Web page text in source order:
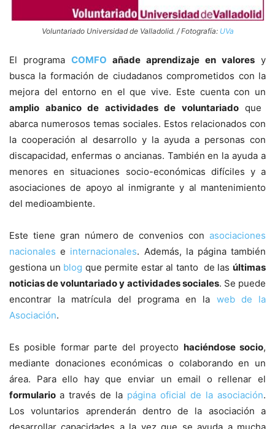
Voluntariado Universidad de Valladolid. / Fotografía: UVa
El programa COMFO añade aprendizaje en valores y
busca la formación de ciudadanos comprometidos con la
mejora del entorno en el que vive. Este cuenta con un
amplio abanico de actividades de voluntariadoque
abarca numerosos temas sociales. Estos relacionados con
la cooperación al desarrollo y la ayuda a personas con
discapacidad, enfermas o ancianas. También en la ayuda a
menores en situaciones socio-económicas difíciles y a
asociaciones de apoyo al inmigrante y al mantenimiento
del medioambiente.
Este tiene gran número de convenios con asociaciones
nacionales e internacionales. Además, la página también
gestiona un blog que permite estar al tanto de lasúltimas
noticias de voluntariado y actividades sociales. Se puede
encontrar la matrícula del programa en la web de la
Asociación.
Es posible formar parte del proyecto haciéndose socio,
mediante donaciones económicas o colaborando en un
área. Para ello hay que enviar un email o rellenar el
formulario a través de la página oficial de la asociación.
Los voluntarios aprenderán dentro de la asociación a